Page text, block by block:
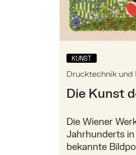
KUNST
Drucktechnik und
Die Kunst
Die Wiener
Jahrhunderts
bekannte